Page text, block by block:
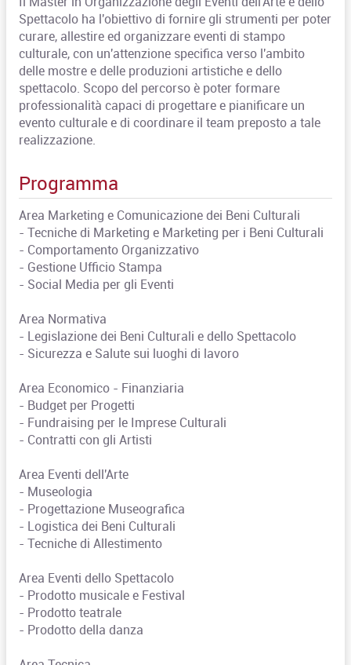
Spettacolo ha l'obiettivo di fornire gli strumenti per poter
curare, allestire ed organizzare eventi di stampo
culturale, con un'attenzione specifica verso l'ambito
delle mostre e delle produzioni artistiche e dello
spettacolo. Scopo del percorso è poter formare
professionalità capaci di progettare e pianificare un
evento culturale e di coordinare il team preposto a tale
realizzazione.
Programma
Area Marketing e Comunicazione dei Beni Culturali
- Tecniche di Marketing e Marketing per i Beni Culturali
- Comportamento Organizzativo
- Gestione Ufficio Stampa
- Social Media per gli Eventi
Area Normativa
- Legislazione dei Beni Culturali e dello Spettacolo
- Sicurezza e Salute sui luoghi di lavoro
Area Economico - Finanziaria
- Budget per Progetti
- Fundraising per le Imprese Culturali
- Contratti con gli Artisti
Area Eventi dell'Arte
- Museologia
- Progettazione Museografica
- Logistica dei Beni Culturali
- Tecniche di Allestimento
Area Eventi dello Spettacolo
- Prodotto musicale e Festival
- Prodotto teatrale
- Prodotto della danza